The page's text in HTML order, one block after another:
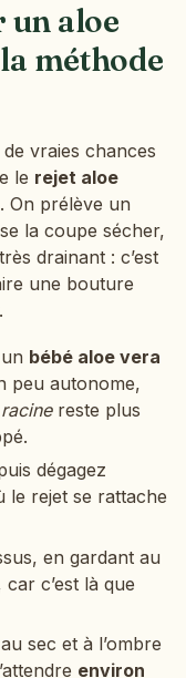
aloe
méthode
vraies chances
le rejet aloe
On prélève un
la coupe sécher,
drainant : c’est
une bouture
bébé aloe vera
peu autonome,
reste plus
dégagez
le rejet se rattache
en gardant au
c’est là que
sec et à l’ombre
environ